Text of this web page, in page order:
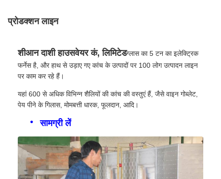
प्रोडक्शन लाइन
शीआन दाशी हाउसवेयर कं, लिमिटेडग्लास का 5 टन का इलेक्ट्रिक
फर्नेस है, और हाथ से उड़ाए गए कांच के उत्पादों पर 100 लोग उत्पादन लाइन
पर काम कर रहे हैं।
यहां 600 से अधिक विभिन्न शैलियों की कांच की वस्तुएं हैं, जैसे वाइन गोब्लेट,
पेय पीने के गिलास, मोमबत्ती धारक, फूलदान, आदि।
सामग्री लें